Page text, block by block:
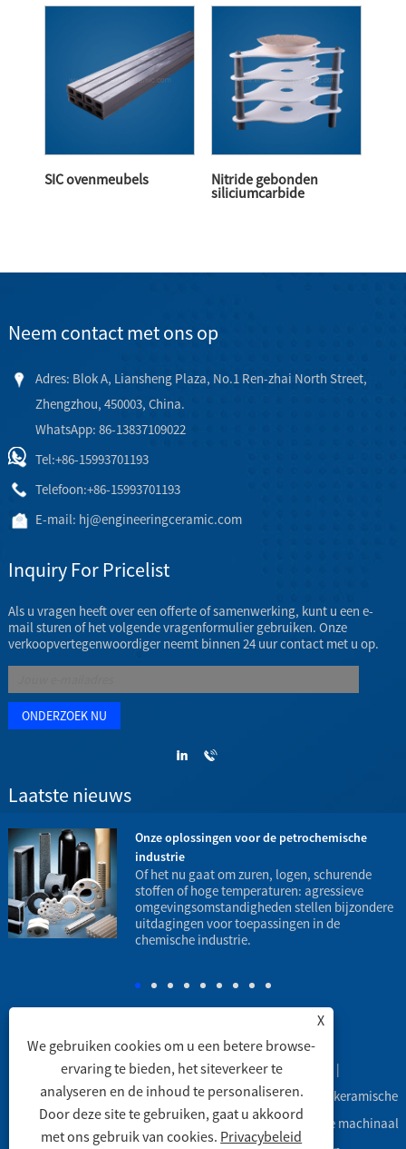
SIC ovenmeubels Nitride gebonden
siliciumcarbide
Neem contact met ons op
Adres: Blok A, Liansheng Plaza, No.1 Ren-zhai North Street,
Zhengzhou, 450003, China.
WhatsApp: 86-13837109022
Tel:+86-15993701193
Telefoon:+86-15993701193
E-mail: hj@engineeringceramic.com
Inquiry For Pricelist
Als u vragen heeft over een offerte of samenwerking, kunt u een e-
mail sturen of het volgende vragenformulier gebruiken. Onze
verkoopvertegenwoordiger neemt binnen 24 uur contact met u op.
Laatste nieuws
Onze oplossingen voor de petrochemische
industrie
Of het nu gaat om zuren, logen, schurende
stoffen of hoge temperaturen: agressieve
omgevingsomstandigheden stellen bijzondere
uitdagingen voor toepassingen in de
chemische industrie.
Koppelingen| Sitemap| RSS|
|
Copyright © 2003 Engineering Ceramic Co., Ltd. - Alumina keramische
buizen, Alumina keramische labware, Alumina keramische machinaal
X
We gebruiken cookies om u een betere browse-
ervaring te bieden, het siteverkeer te
analyseren en de inhoud te personaliseren.
Door deze site te gebruiken, gaat u akkoord
met ons gebruik van cookies. Privacybeleid